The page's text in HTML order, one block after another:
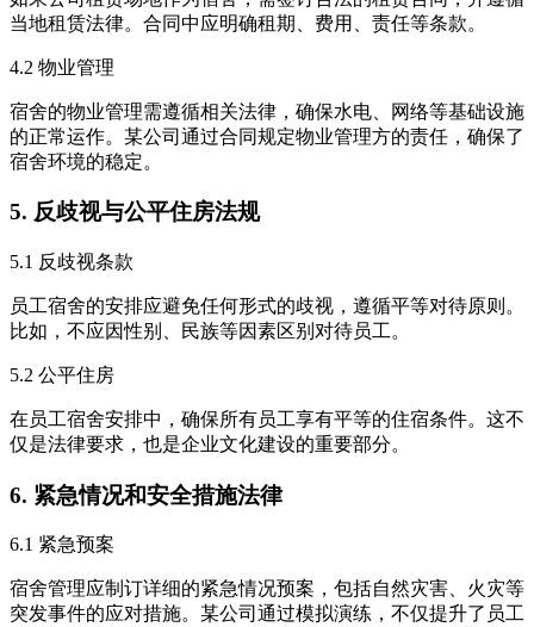
当地租赁法律。合同中应明确租期、费用、责任等条款。
4.2 物业管理
宿舍的物业管理需遵循相关法律，确保水电、网络等基础设施
的正常运作。某公司通过合同规定物业管理方的责任，确保了
宿舍环境的稳定。
5. 反歧视与公平住房法规
5.1 反歧视条款
员工宿舍的安排应避免任何形式的歧视，遵循平等对待原则。
比如，不应因性别、民族等因素区别对待员工。
5.2 公平住房
在员工宿舍安排中，确保所有员工享有平等的住宿条件。这不
仅是法律要求，也是企业文化建设的重要部分。
6. 紧急情况和安全措施法律
6.1 紧急预案
宿舍管理应制订详细的紧急情况预案，包括自然灾害、火灾等
突发事件的应对措施。某公司通过模拟演练，不仅提升了员工